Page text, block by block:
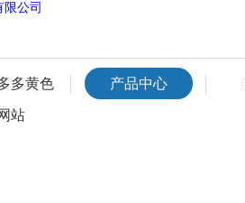
多黄色
站
产品中心